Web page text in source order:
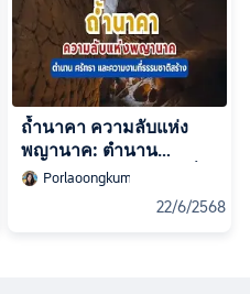
ถ้ำนาคา ความลับแห่ง
พญานาค: ตำนาน
ศรัทธา และความงามที่
Porlaoongkum
22/6/2568